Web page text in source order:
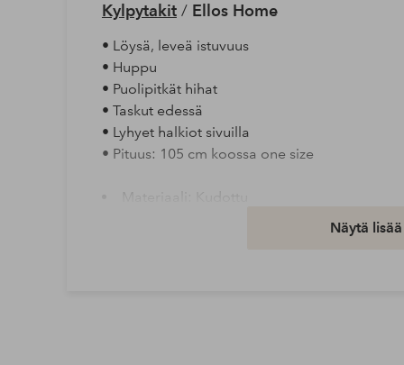
Kylpytakit/ Ellos Home
• Löysä, leveä istuvuus
• Huppu
• Puolipitkät hihat
• Taskut edessä
• Lyhyet halkiot sivuilla
• Pituus: 105 cm koossa one size
Materiaali: Kudottu
Näytä lisää